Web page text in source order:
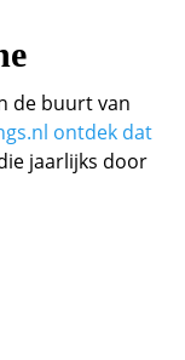
de buurt van
ontdek dat
jaarlijks door